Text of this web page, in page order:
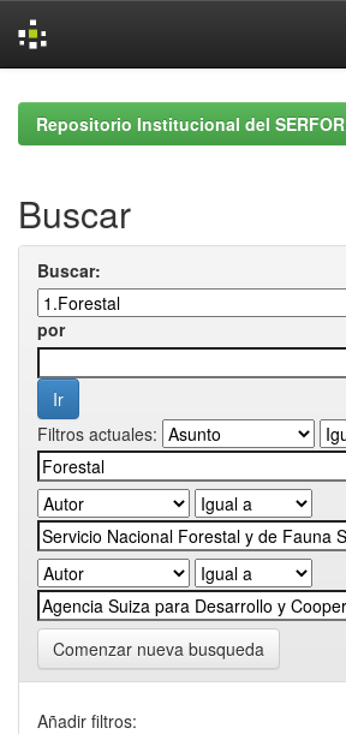
navigationRepositorio Institucional del SERFOR
Buscar
Buscar:
por
Filtros actuales:
Comenzar nueva busqueda
Añadir filtros: